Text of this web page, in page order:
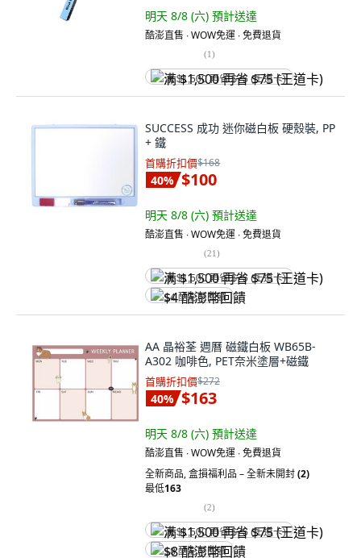
明天 8/8 (六) 預計送達
酷澎直售 ∙ WOW免運 ∙ 免費退貨
(1)
满 $1,500 再省 $75 (王道卡)
SUCCESS 成功 迷你磁白板 硬殼裝, PP
+ 鐵
首購折扣價$168
40% $100
明天 8/8 (六) 預計送達
酷澎直售 ∙ WOW免運 ∙ 免費退貨
(21)
满 $1,500 再省 $75 (王道卡)
$4 酷澎幣回饋
AA 晶裕荃 週曆 磁鐵白板 WB65B-
A302 咖啡色, PET奈米塗層+磁鐵
首購折扣價$272
40% $163
明天 8/8 (六) 預計送達
酷澎直售 ∙ WOW免運 ∙ 免費退貨
全新商品,盒損福利品 – 全新未開封(2)
最低163
(2)
满 $1,500 再省 $75 (王道卡)
$8 酷澎幣回饋